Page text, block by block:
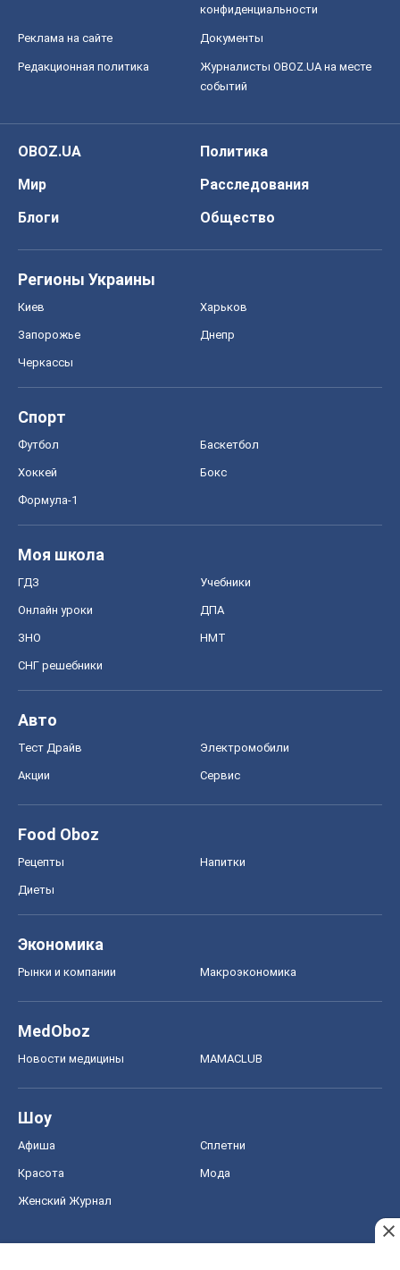
конфиденциальности
Реклама на сайте Документы
Редакционная политика
Журналисты OBOZ.UA на месте
событий
OBOZ.UA
Политика
Мир
Расследования
Блоги
Общество
Регионы Украины
Киев Харьков
Запорожье Днепр
Черкассы
Спорт
Футбол Баскетбол
Хоккей Бокс
Формула-1
Моя школа
ГДЗ Учебники
Онлайн уроки ДПА
ЗНО НМТ
СНГ решебники
Авто
Тест Драйв Электромобили
Акции Сервис
Food Oboz
Рецепты Напитки
Диеты
Экономика
Рынки и компании Mакроэкономика
MedOboz
Новости медицины MAMACLUB
Шоу
Афиша Сплетни
Красота Мода
Женский Журнал